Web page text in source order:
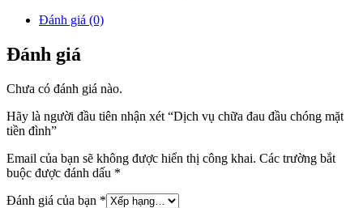
Đánh giá (0)
Đánh giá
Chưa có đánh giá nào.
Hãy là người đầu tiên nhận xét “Dịch vụ chữa đau đầu chóng mặt
tiền đình”
Email của bạn sẽ không được hiển thị công khai. Các trường bắt
buộc được đánh dấu *
Đánh giá của bạn *